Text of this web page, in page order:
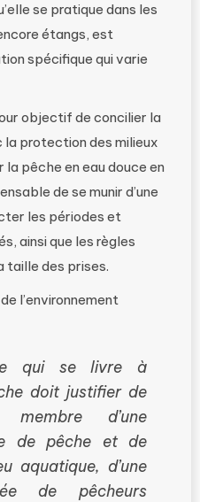
se pratique dans les
étangs, est
spécifique qui varie
objectif de concilier la
protection des milieux
pêche en eau douce en
de se munir d’une
les périodes et
ainsi que les règles
taille des prises.
l’environnement
qui se livre à
doit justifier de
d’une
de pêche et de
aquatique, d’une
de pêcheurs